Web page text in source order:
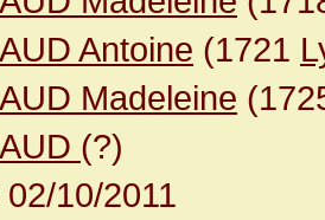
Antoine (1721
Madeleine
(?)
02/10/2011